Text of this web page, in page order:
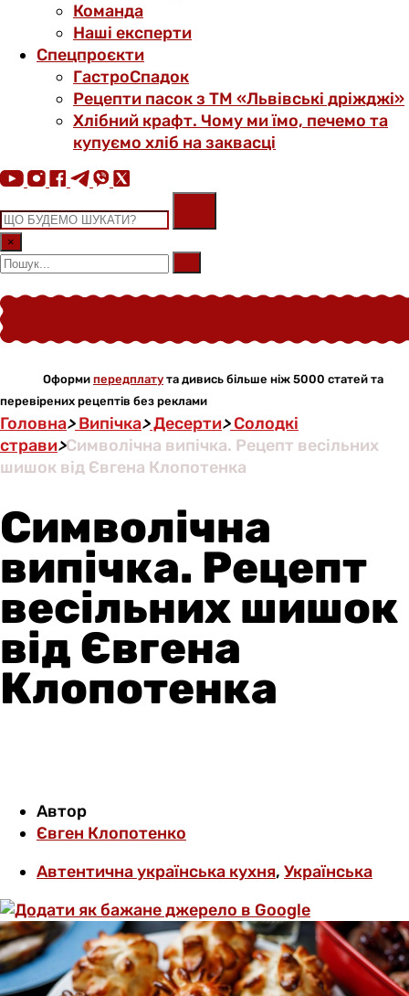
Команда
Наші експерти
Спецпроєкти
ГастроСпадок
Рецепти пасок з ТМ «Львівські дріжджі»
Хлібний крафт. Чому ми їмо, печемо та
купуємо хліб на заквасці
×
Оформи передплату та дивись більше ніж 5000 статей та
перевірених рецептів без реклами
Головна>Випічка>Десерти>Солодкі
страви>Символічна випічка. Рецепт весільних
шишок від Євгена Клопотенка
Символічна
випічка. Рецепт
весільних шишок
від Євгена
Клопотенка
Автор
Євген Клопотенко
Автентична українська кухня, Українська